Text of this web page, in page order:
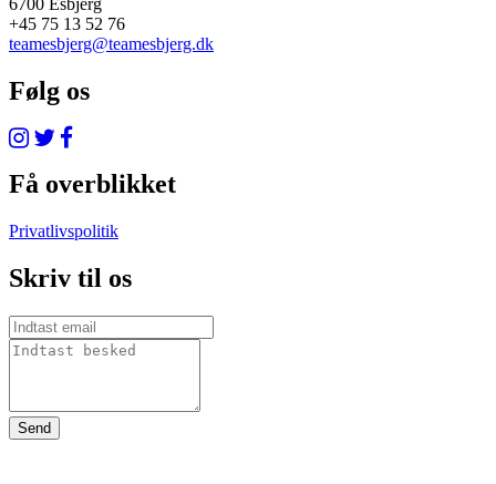
+45 75 13 52 76
teamesbjerg@teamesbjerg.dk
Følg os
Få overblikket
Privatlivspolitik
Skriv til os